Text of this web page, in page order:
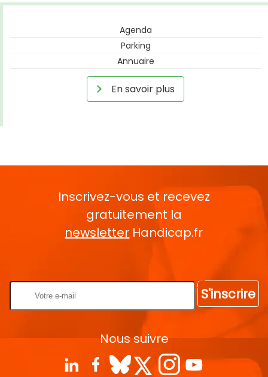
Agenda
Parking
Annuaire
En savoir plus
Inscrivez-vous et recevez
gratuitement la
newsletter Handicap.fr
S'inscrire
Nous suivre